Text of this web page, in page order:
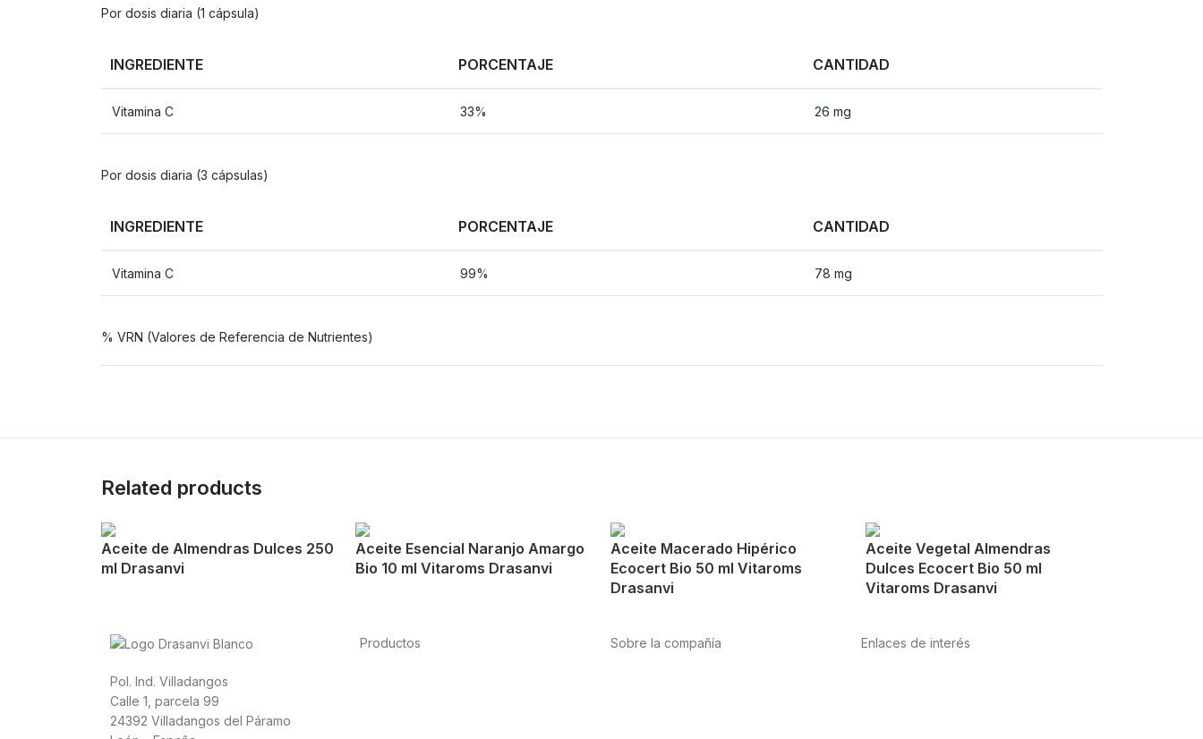
Por dosis diaria (1 cápsula)
INGREDIENTE PORCENTAJE CANTIDAD
Vitamina C 33% 26 mg
Por dosis diaria (3 cápsulas)
INGREDIENTE PORCENTAJE CANTIDAD
Vitamina C 99% 78 mg
% VRN (Valores de Referencia de Nutrientes)
Related products
Aceite de Almendras Dulces 250
ml Drasanvi
Aceite Esencial Naranjo Amargo
Bio 10 ml Vitaroms Drasanvi
Aceite Macerado Hipérico
Ecocert Bio 50 ml Vitaroms
Drasanvi
Aceite Vegetal Almendras
Dulces Ecocert Bio 50 ml
Vitaroms Drasanvi
Pol. Ind. Villadangos
Calle 1, parcela 99
24392 Villadangos del Páramo
Productos Sobre la compañía Enlaces de interés